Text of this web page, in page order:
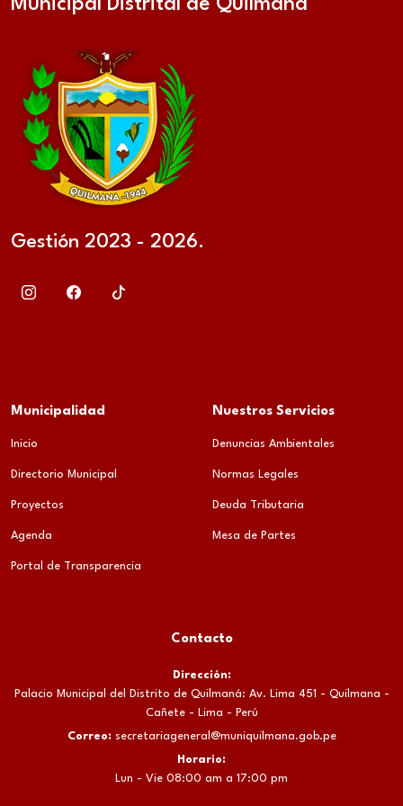
Municipal Distrital de Quilmaná
Gestión 2023 - 2026.
Municipalidad
Inicio
Directorio Municipal
Proyectos
Agenda
Portal de Transparencia
Nuestros Servicios
Denuncias Ambientales
Normas Legales
Deuda Tributaria
Mesa de Partes
Contacto
Dirección:
Palacio Municipal del Distrito de Quilmaná: Av. Lima 451 - Quilmana -
Cañete - Lima - Perú
Correo: secretariageneral@muniquilmana.gob.pe
Horario:
Lun - Vie 08:00 am a 17:00 pm